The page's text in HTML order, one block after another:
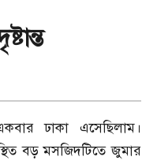
ঢাকা এসেছিলাম।
বড় মসজিদটিতে জুমার